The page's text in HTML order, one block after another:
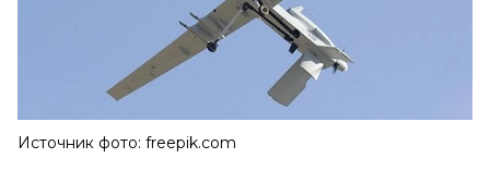
Источник фото: freepik.com